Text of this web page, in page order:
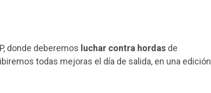
donde deberemos luchar contra hordas de
todas mejoras el día de salida, en una edición